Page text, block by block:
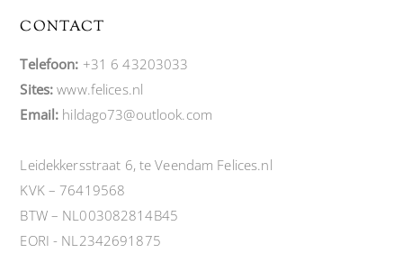
CONTACT
Telefoon: +31 6 43203033
Sites: www.felices.nl
Email: hildago73@outlook.com
Leidekkersstraat 6, te Veendam Felices.nl
KVK – 76419568
BTW – NL003082814B45
EORI - NL2342691875